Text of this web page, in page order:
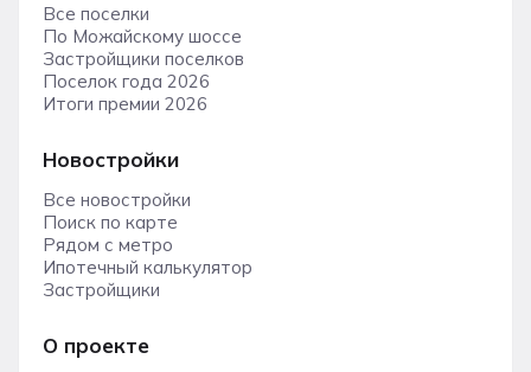
Все поселки
По Можайскому шоссе
Застройщики поселков
Поселок года 2026
Итоги премии 2026
Новостройки
Все новостройки
Поиск по карте
Рядом с метро
Ипотечный калькулятор
Застройщики
О проекте